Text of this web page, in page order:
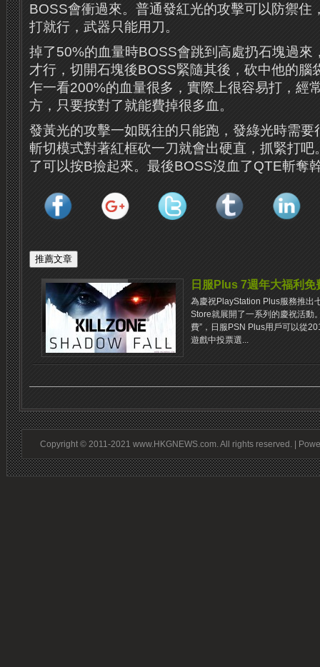
BOSS會衝過來。普通發紅光的攻擊可以防禦住
打就行，武器只能用刀。
掉了50%的血量時BOSS會跳到高處扔石塊過來
才行，切開石塊後BOSS緊隨其後，砍中他的腦
乍一看200%的血量很多，實際上很容易打，經
方，只要按對了就能費掉很多血。
發黃光的攻擊一如既往的只能跑，發綠光時需要
斬切模式對著紅框砍一刀就會出硬直，抓緊打
了可以按B撿起來。最後BOSS沒血了QTE斬奪
日服Plus 7週年大福利免
為慶祝PlayStation Plus服務推出
Store就展開了一系列的慶祝活動
費”，日服PSN Plus用戶可以從
遊戲中投票選...
Copyright © 2011-2021 www.HKGNEWS.com. All rights reserved. |